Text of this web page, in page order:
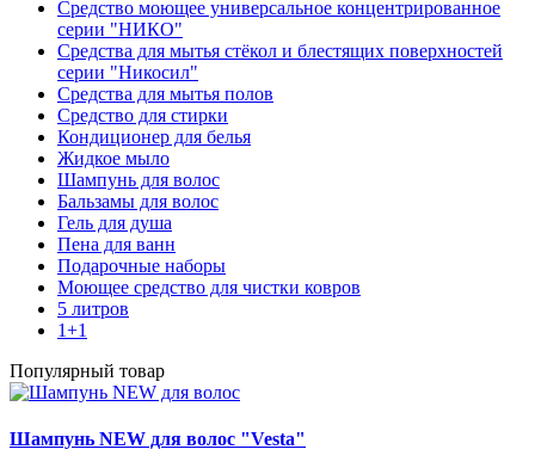
Средство моющее универсальное концентрированное
серии "НИКО"
Средства для мытья стёкол и блестящих поверхностей
серии "Никосил"
Средства для мытья полов
Средство для стирки
Кондиционер для белья
Жидкое мыло
Шампунь для волос
Бальзамы для волос
Гель для душа
Пена для ванн
Подарочные наборы
Моющее средство для чистки ковров
5 литров
1+1
Популярный товар
Шампунь NEW для волос "Vesta"